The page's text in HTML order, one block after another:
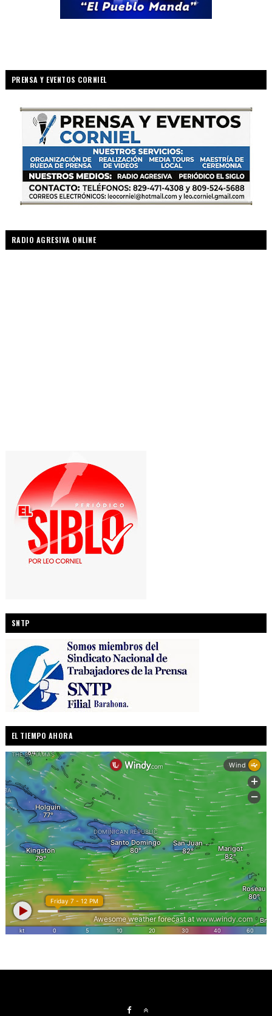
PRENSA Y EVENTOS CORNIEL
RADIO AGRESIVA ONLINE
SNTP
EL TIEMPO AHORA